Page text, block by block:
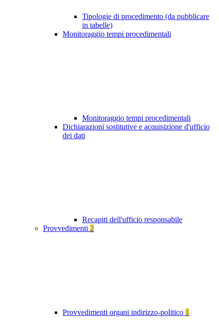
Tipologie di procedimento (da pubblicare
in tabelle)
Monitoraggio tempi procedimentali
Monitoraggio tempi procedimentali
Dichiarazioni sostitutive e acquisizione d'ufficio
dei dati
Recapiti dell'ufficio responsabile
Provvedimenti 2
Provvedimenti organi indirizzo-politico 1